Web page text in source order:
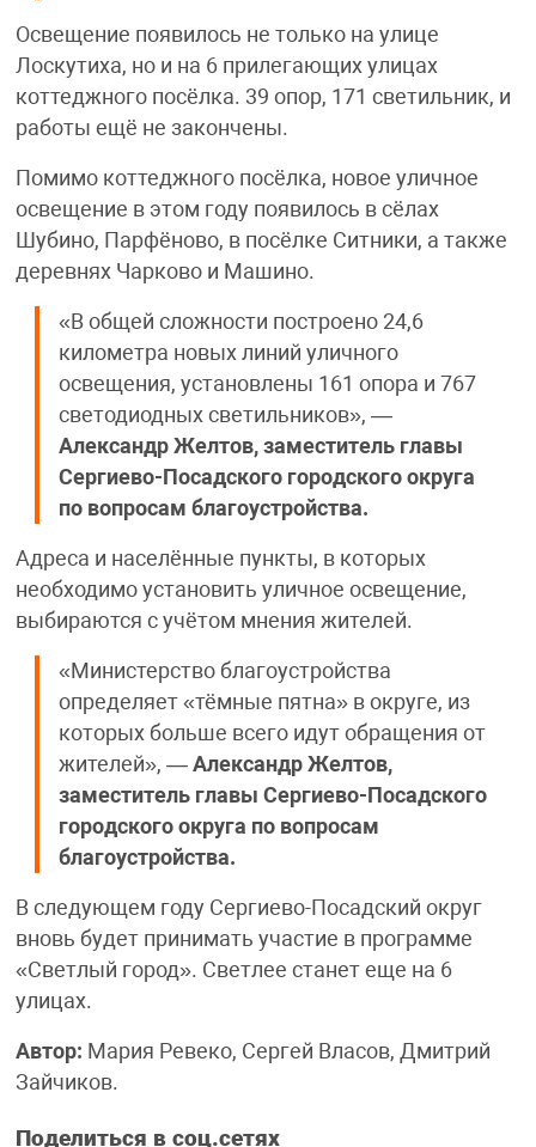
Освещение появилось не только на улице
Лоскутиха, но и на 6 прилегающих улицах
коттеджного посёлка. 39 опор, 171 светильник, и
работы ещё не закончены.
Помимо коттеджного посёлка, новое уличное
освещение в этом году появилось в сёлах
Шубино, Парфёново, в посёлке Ситники, а также
деревнях Чарково и Машино.
«В общей сложности построено 24,6
километра новых линий уличного
освещения, установлены 161 опора и 767
светодиодных светильников», —
Александр Желтов, заместитель главы
Сергиево-Посадского городского округа
по вопросам благоустройства.
Адреса и населённые пункты, в которых
необходимо установить уличное освещение,
выбираются с учётом мнения жителей.
«Министерство благоустройства
определяет «тёмные пятна» в округе, из
которых больше всего идут обращения от
жителей», — Александр Желтов,
заместитель главы Сергиево-Посадского
городского округа по вопросам
благоустройства.
В следующем году Сергиево-Посадский округ
вновь будет принимать участие в программе
«Светлый город». Светлее станет еще на 6
улицах.
Автор: Мария Ревеко, Сергей Власов, Дмитрий
Зайчиков.
Поделиться в соц.сетях